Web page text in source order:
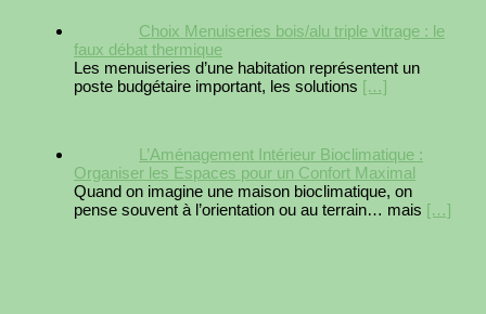
Choix Menuiseries bois/alu triple vitrage : le
faux débat thermique
Les menuiseries d’une habitation représentent un
poste budgétaire important, les solutions […]
L’Aménagement Intérieur Bioclimatique :
Organiser les Espaces pour un Confort Maximal
Quand on imagine une maison bioclimatique, on
pense souvent à l’orientation ou au terrain… mais […]